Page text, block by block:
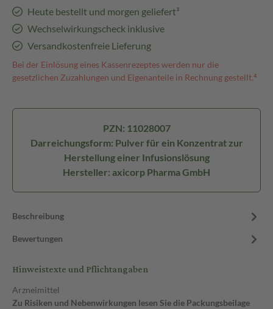
Heute bestellt und morgen geliefert³
Wechselwirkungscheck inklusive
Versandkostenfreie Lieferung
Bei der Einlösung eines Kassenrezeptes werden nur die
gesetzlichen Zuzahlungen und Eigenanteile in Rechnung gestellt.⁴
PZN: 11028007
Darreichungsform: Pulver für ein Konzentrat zur
Herstellung einer Infusionslösung
Hersteller: axicorp Pharma GmbH
Beschreibung
Bewertungen
Hinweistexte und Pflichtangaben
Arzneimittel
Zu Risiken und Nebenwirkungen lesen Sie die Packungsbeilage